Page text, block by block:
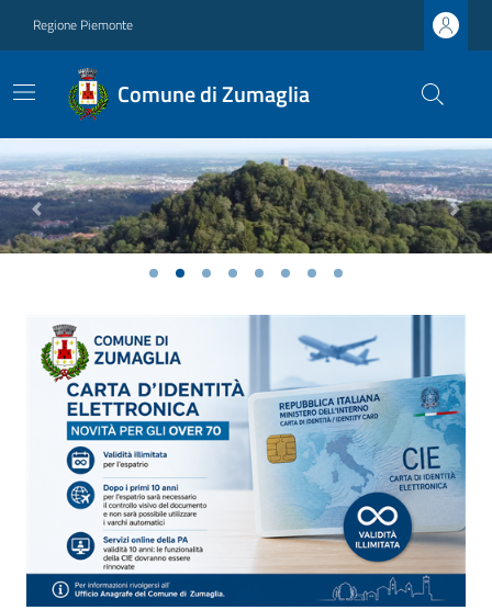
Regione Piemonte
Comune di Zumaglia
Previous Next
Ultime notizie